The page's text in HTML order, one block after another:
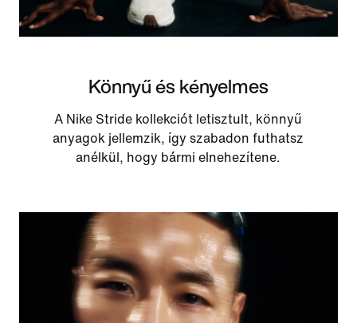
Könnyű és kényelmes
A Nike Stride kollekciót letisztult, könnyű
anyagok jellemzik, így szabadon futhatsz
anélkül, hogy bármi elnehezítene.